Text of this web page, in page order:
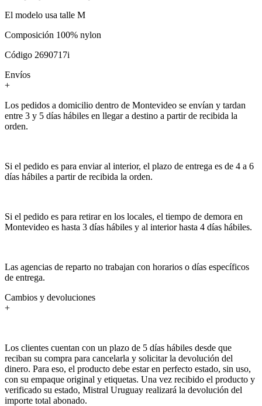
El modelo usa talle M
Composición 100% nylon
Código 2690717i
Envíos
+
Los pedidos a domicilio dentro de Montevideo se envían y tardan
entre 3 y 5 días hábiles en llegar a destino a partir de recibida la
orden.
Si el pedido es para enviar al interior, el plazo de entrega es de 4 a 6
días hábiles a partir de recibida la orden.
Si el pedido es para retirar en los locales, el tiempo de demora en
Montevideo es hasta 3 días hábiles y al interior hasta 4 días hábiles.
Las agencias de reparto no trabajan con horarios o días específicos
de entrega.
Cambios y devoluciones
+
Los clientes cuentan con un plazo de 5 días hábiles desde que
reciban su compra para cancelarla y solicitar la devolución del
dinero. Para eso, el producto debe estar en perfecto estado, sin uso,
con su empaque original y etiquetas. Una vez recibido el producto y
verificado su estado, Mistral Uruguay realizará la devolución del
importe total abonado.